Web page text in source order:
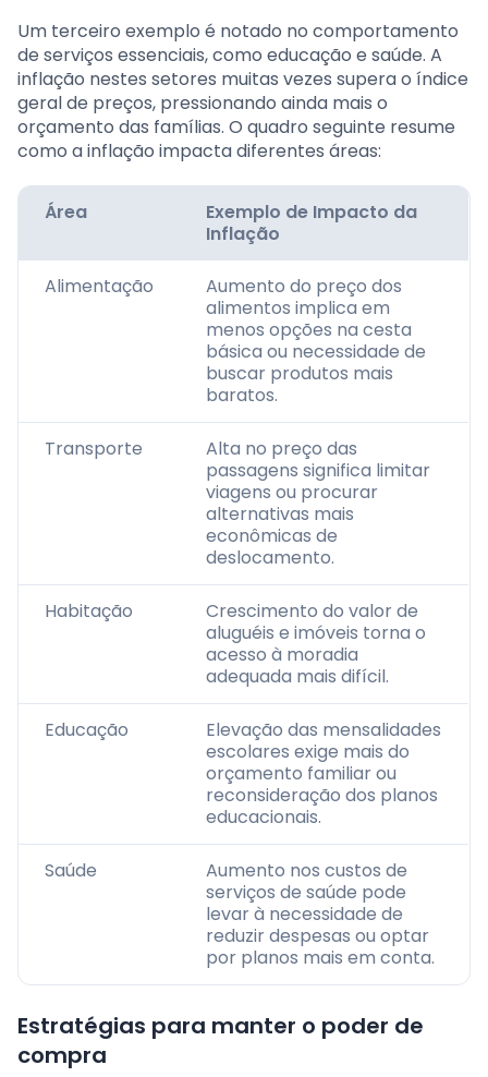
Um terceiro exemplo é notado no comportamento
de serviços essenciais, como educação e saúde. A
inflação nestes setores muitas vezes supera o índice
geral de preços, pressionando ainda mais o
orçamento das famílias. O quadro seguinte resume
como a inflação impacta diferentes áreas:
Área
Exemplo de Impacto da
Inflação
Alimentação
Aumento do preço dos
alimentos implica em
menos opções na cesta
básica ou necessidade de
buscar produtos mais
baratos.
Transporte
Alta no preço das
passagens significa limitar
viagens ou procurar
alternativas mais
econômicas de
deslocamento.
Habitação
Crescimento do valor de
aluguéis e imóveis torna o
acesso à moradia
adequada mais difícil.
Educação
Elevação das mensalidades
escolares exige mais do
orçamento familiar ou
reconsideração dos planos
educacionais.
Saúde
Aumento nos custos de
serviços de saúde pode
levar à necessidade de
reduzir despesas ou optar
por planos mais em conta.
Estratégias para manter o poder de
compra